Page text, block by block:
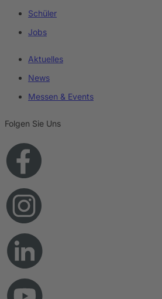
Schüler
Jobs
Aktuelles
News
Messen & Events
Folgen Sie Uns